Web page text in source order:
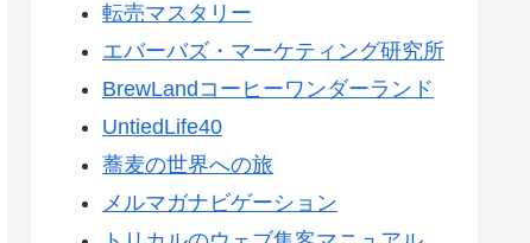
転売マスタリー
エバーバズ・マーケティング研究所
BrewLandコーヒーワンダーランド
UntiedLife40
蕎麦の世界への旅
メルマガナビゲーション